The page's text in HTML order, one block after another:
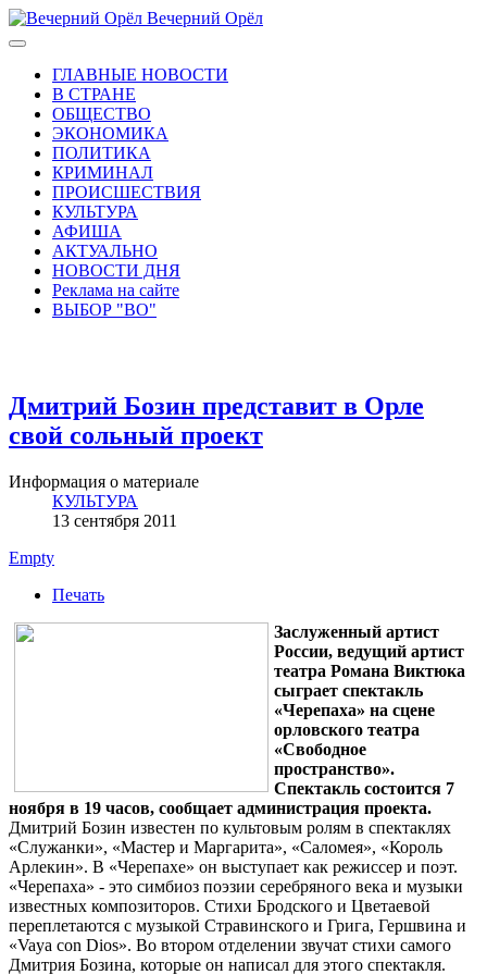
Вечерний Орёл
ГЛАВНЫЕ НОВОСТИ
В СТРАНЕ
ОБЩЕСТВО
ЭКОНОМИКА
ПОЛИТИКА
КРИМИНАЛ
ПРОИСШЕСТВИЯ
КУЛЬТУРА
АФИША
АКТУАЛЬНО
НОВОСТИ ДНЯ
Реклама на сайте
ВЫБОР "ВО"
Дмитрий Бозин представит в Орле
свой сольный проект
Информация о материале
КУЛЬТУРА
13 сентября 2011
Empty
Печать
Заслуженный артист
России, ведущий артист
театра Романа Виктюка
сыграет спектакль
«Черепаха» на сцене
орловского театра
«Свободное
пространство».
Спектакль состоится 7
ноября в 19 часов, сообщает администрация проекта.
Дмитрий Бозин известен по культовым ролям в спектаклях
«Служанки», «Мастер и Маргарита», «Саломея», «Король
Арлекин». В «Черепахе» он выступает как режиссер и поэт.
«Черепаха» - это симбиоз поэзии серебряного века и музыки
известных композиторов. Стихи Бродского и Цветаевой
переплетаются с музыкой Стравинского и Грига, Гершвина и
«Vaya con Dios». Во втором отделении звучат стихи самого
Дмитрия Бозина, которые он написал для этого спектакля.